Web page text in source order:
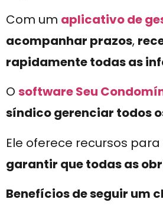
Com um aplicativo de
acompanhar prazos,
rapidamente todas as
O software Seu
síndico gerenciar todos
Ele oferece recursos para
garantir que todas as
Benefícios de seguir um